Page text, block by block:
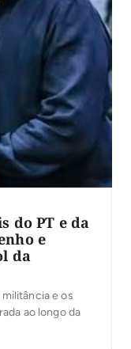
do PT e da
e
da
e os
ao longo da